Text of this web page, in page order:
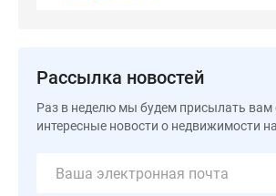
Новостройки
бизнес-
класса
Траншевая
Рассылка новостей
Раз в неделю мы будем присылать
интересные новости о недвижимости